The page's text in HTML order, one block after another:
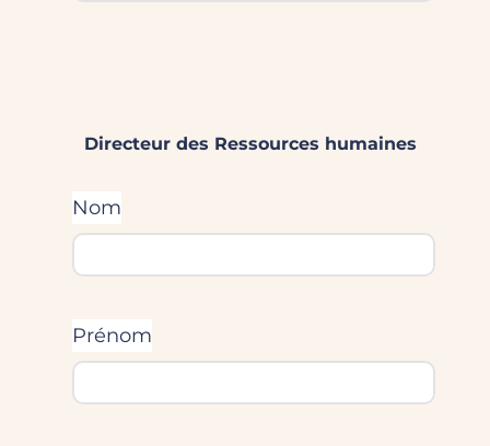
Directeur des Ressources humaines
Nom
Prénom